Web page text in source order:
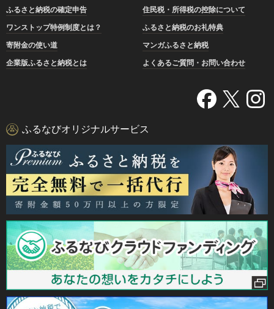
ふるさと納税の確定申告
住民税・所得税の控除について
ワンストップ特例制度とは？
ふるさと納税のお礼特典
寄附金の使い道
マンガふるさと納税
企業版ふるさと納税とは
よくあるご質問・お問い合わせ
ふるなびオリジナルサービス